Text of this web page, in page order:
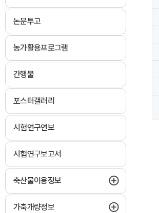
논문투고
농가활용프로그램
간행물
포스터갤러리
시험연구연보
시험연구보고서
축산물이용정보하위메뉴 펼치기
가축개량정보하위메뉴 펼치기